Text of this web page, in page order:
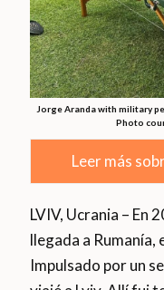
Jorge Aranda with military
Photo
Leer más
LVIV, Ucrania – En
llegada a Rumanía,
Impulsado por un